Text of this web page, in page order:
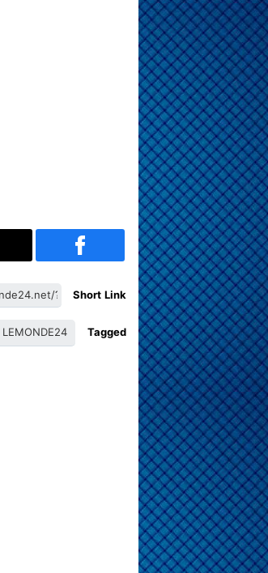
Short Link
Tagged
LEMONDE24